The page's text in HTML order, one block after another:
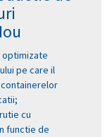
pe care il
cu
functie de